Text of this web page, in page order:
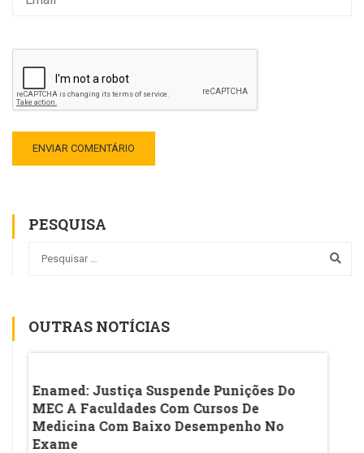
PESQUISA
OUTRAS NOTÍCIAS
Enamed: Justiça Suspende Punições Do
MEC A Faculdades Com Cursos De
Medicina Com Baixo Desempenho No
Exame